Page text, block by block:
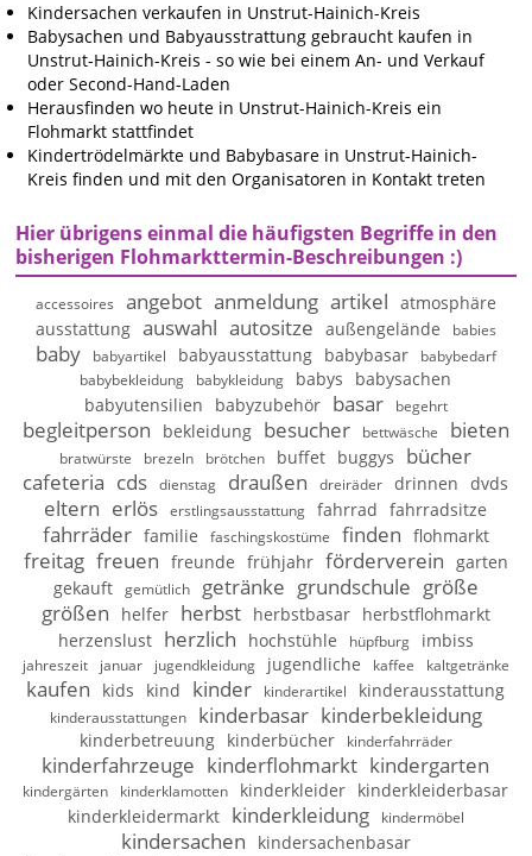
Kindersachen verkaufen in Unstrut-Hainich-Kreis
Babysachen und Babyausstrattung gebraucht kaufen in
Unstrut-Hainich-Kreis - so wie bei einem An- und Verkauf
oder Second-Hand-Laden
Herausfinden wo heute in Unstrut-Hainich-Kreis ein
Flohmarkt stattfindet
Kindertrödelmärkte und Babybasare in Unstrut-Hainich-
Kreis finden und mit den Organisatoren in Kontakt treten
Hier übrigens einmal die häufigsten Begriffe in den
bisherigen Flohmarkttermin-Beschreibungen :)
accessoires angebot anmeldung artikel atmosphäre
ausstattung auswahl autositze außengelände babies
baby babyartikel babyausstattung babybasar
babybedarf
babybekleidung
babykleidung babys
babysachen
babyutensilien
babyzubehör basar begehrt
begleitperson bekleidung besucher bettwäsche bieten
bratwürste brezeln brötchen buffet buggys
bücher
cafeteria cds dienstag draußen dreiräder drinnen dvds
eltern erlös erstlingsausstattung fahrrad fahrradsitze
fahrräder familie faschingskostüme finden flohmarkt
freitag freuen freunde frühjahr förderverein garten
gekauft
gemütlich getränke grundschule größe
größen
helfer herbst herbstbasar herbstflohmarkt
herzenslust herzlich hochstühle hüpfburg imbiss
jahreszeit januar jugendkleidung jugendliche kaffee kaltgetränke
kaufen kids kind kinder kinderartikel kinderausstattung
kinderausstattungen kinderbasar kinderbekleidung
kinderbetreuung kinderbücher kinderfahrräder
kinderfahrzeuge kinderflohmarkt kindergarten
kindergärten kinderklamotten kinderkleider kinderkleiderbasar
kinderkleidermarkt kinderkleidung kindermöbel
kindersachen kindersachenbasar